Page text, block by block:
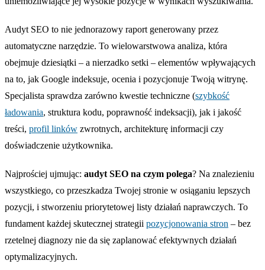
Audyt SEO to nie jednorazowy raport generowany przez
automatyczne narzędzie. To wielowarstwowa analiza, która
obejmuje dziesiątki – a nierzadko setki – elementów wpływających
na to, jak Google indeksuje, ocenia i pozycjonuje Twoją witrynę.
Specjalista sprawdza zarówno kwestie techniczne (szybkość
ładowania, struktura kodu, poprawność indeksacji), jak i jakość
treści, profil linków zwrotnych, architekturę informacji czy
doświadczenie użytkownika.
Najprościej ujmując: audyt SEO na czym polega? Na znalezieniu
wszystkiego, co przeszkadza Twojej stronie w osiąganiu lepszych
pozycji, i stworzeniu priorytetowej listy działań naprawczych. To
fundament każdej skutecznej strategii pozycjonowania stron – bez
rzetelnej diagnozy nie da się zaplanować efektywnych działań
optymalizacyjnych.